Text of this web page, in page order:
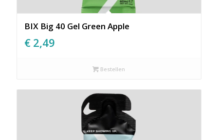
BIX Big 40 Gel Green Apple
€ 2,49
Bestellen